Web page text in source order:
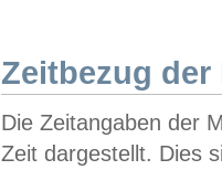
Zeitbezug der
Die Zeitangaben der
Zeit dargestellt. Dies